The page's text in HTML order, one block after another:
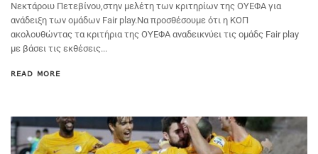
Νεκτάροιυ Πετεβίνου,στην μελέτη των κριτηρίων της ΟΥΕΦΑ για
ανάδειξη των ομάδων Fair play.Να προσθέσουμε ότι η ΚΟΠ
ακολουθώντας τα κριτήρια της ΟΥΕΦΑ αναδεικνύει τις ομάδς Fair play
με βάσει τις εκθέσεις...
READ MORE